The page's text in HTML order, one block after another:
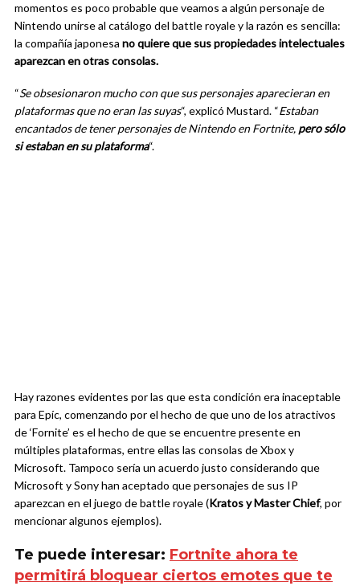
momentos es poco probable que veamos a algún personaje de
Nintendo unirse al catálogo del battle royale y la razón es sencilla:
la compañía japonesa no quiere que sus propiedades intelectuales
aparezcan en otras consolas.
“Se obsesionaron mucho con que sus personajes aparecieran en
plataformas que no eran las suyas“, explicó Mustard. “Estaban
encantados de tener personajes de Nintendo en Fortnite, pero sólo
si estaban en su plataforma“.
Hay razones evidentes por las que esta condición era inaceptable
para Epíc, comenzando por el hecho de que uno de los atractivos
de ‘Fornite’ es el hecho de que se encuentre presente en
múltiples plataformas, entre ellas las consolas de Xbox y
Microsoft. Tampoco sería un acuerdo justo considerando que
Microsoft y Sony han aceptado que personajes de sus IP
aparezcan en el juego de battle royale (Kratos y Master Chief, por
mencionar algunos ejemplos).
Te puede interesar: Fortnite ahora te
permitirá bloquear ciertos emotes que te